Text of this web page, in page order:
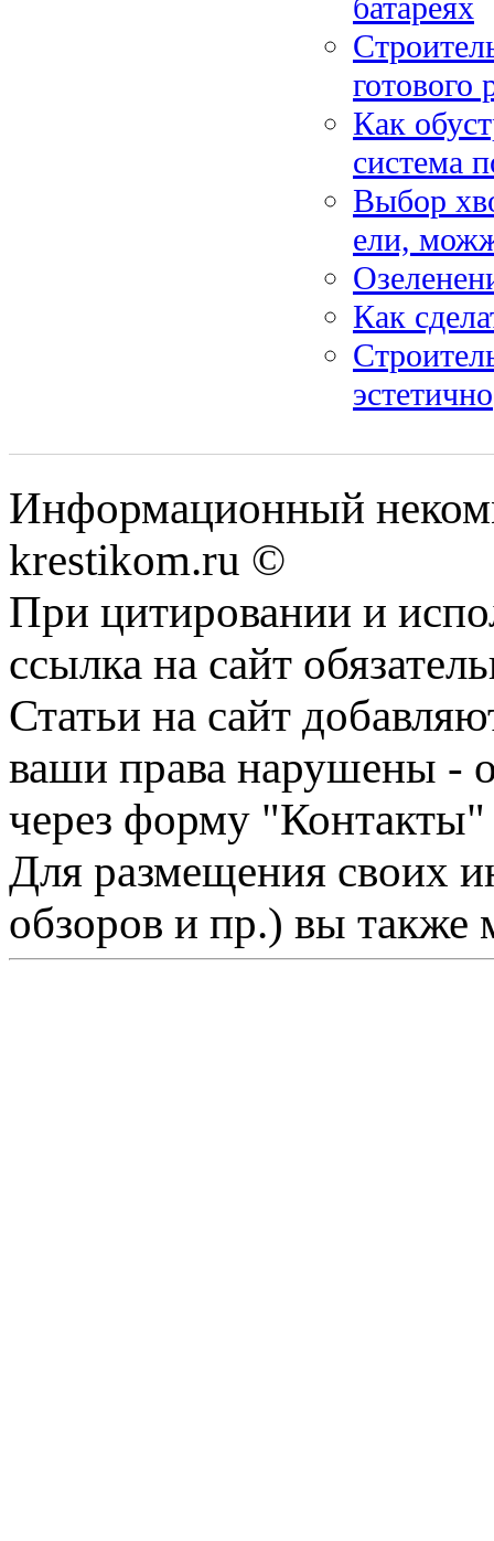
батареях
готового
Как
система
Выбор
ели,
Как
эстетично
Информационный
krestikom.ru ©
При цитировании и
ссылка на сайт
Статьи на сайт
ваши права нарушены -
через форму "Контакты"
Для размещения своих
обзоров и пр.) вы также